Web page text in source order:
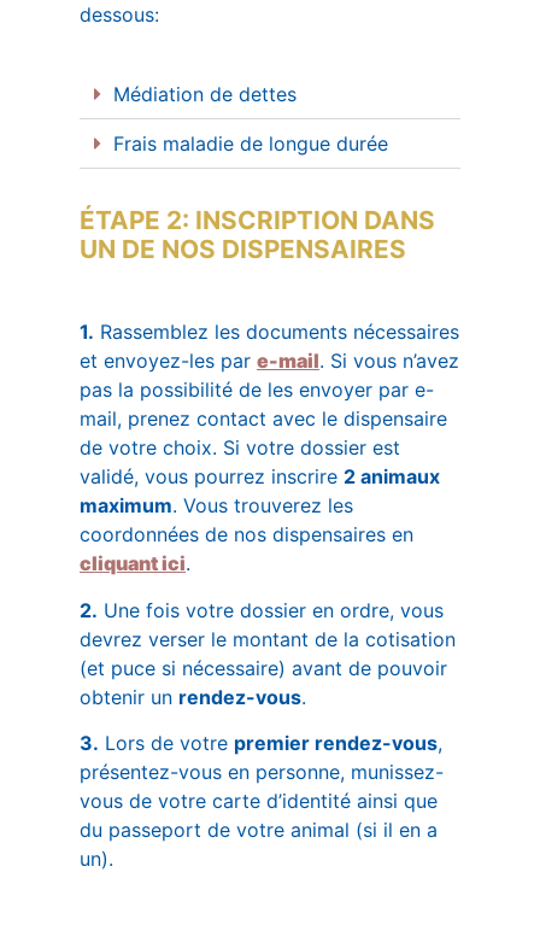
dessous:
Médiation de dettes
Frais maladie de longue durée
ÉTAPE 2: INSCRIPTION DANS
UN DE NOS DISPENSAIRES
1. Rassemblez les documents nécessaires
et envoyez-les par e-mail. Si vous n’avez
pas la possibilité de les envoyer par e-
mail, prenez contact avec le dispensaire
de votre choix. Si votre dossier est
validé, vous pourrez inscrire 2 animaux
maximum. Vous trouverez les
coordonnées de nos dispensaires en
cliquant ici.
2. Une fois votre dossier en ordre, vous
devrez verser le montant de la cotisation
(et puce si nécessaire) avant de pouvoir
obtenir un rendez-vous.
3. Lors de votre premier rendez-vous,
présentez-vous en personne, munissez-
vous de votre carte d’identité ainsi que
du passeport de votre animal (si il en a
un).